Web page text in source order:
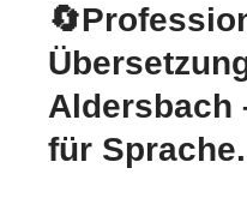
Aldersbach
für Sprache.